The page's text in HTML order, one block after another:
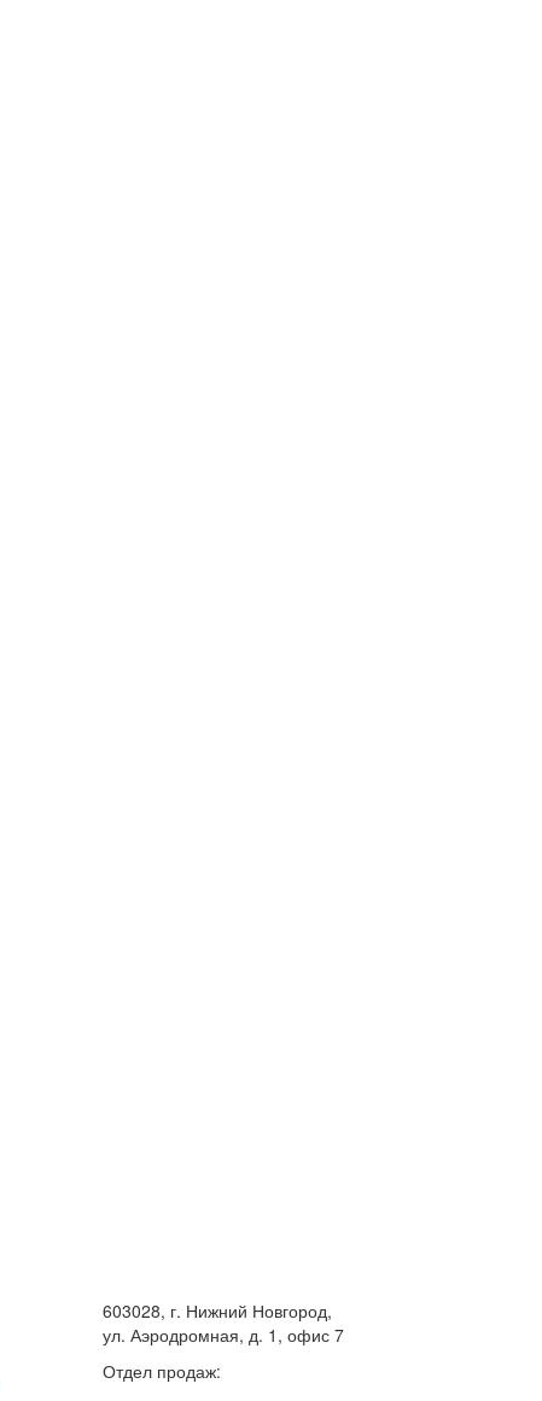
603028, г. Нижний Новгород,
ул. Аэродромная, д. 1, офис 7
Отдел продаж: